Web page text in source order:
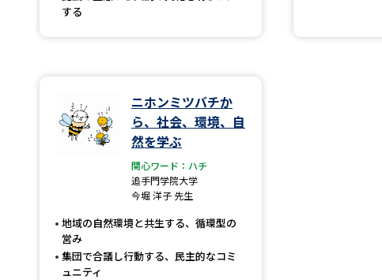
する
ニホンミツバチか
ら、社会、環境、自
然を学ぶ
関心ワード：ハチ
追手門学院大学
今堀 洋子 先生
地域の自然環境と共生する、循環型の
営み
集団で合議し行動する、民主的なコミ
ュニティ